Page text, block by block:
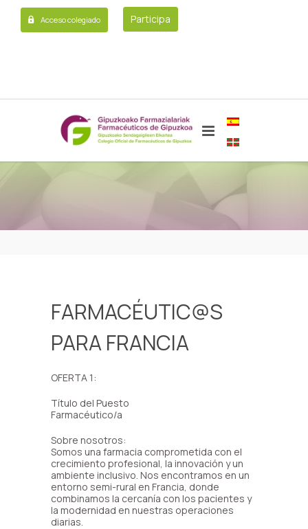
Acceso colegiado Participa
FARMACÉUTIC@S
PARA FRANCIA
OFERTA 1:
Título del Puesto
Farmacéutico/a
Sobre nosotros:
Somos una farmacia comprometida con el
crecimiento profesional, la innovación y un
ambiente inclusivo. Nos encontramos en un
entorno semi-rural en Francia, donde
combinamos la cercanía con los pacientes y
la modernidad en nuestras operaciones
diarias.